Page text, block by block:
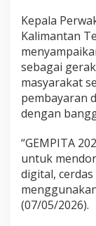
Kepala
Kalimantan
sebagai
masyarakat
pembayaran
dengan
“GEMPITA
untuk
digital,
(07/05/2026).